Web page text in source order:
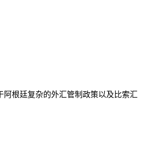
根廷复杂的外汇管制政策以及比索汇